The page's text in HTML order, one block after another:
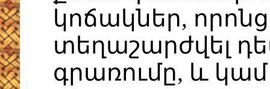
կոճակներ,
տեղաշարժվել
գրառումը, և